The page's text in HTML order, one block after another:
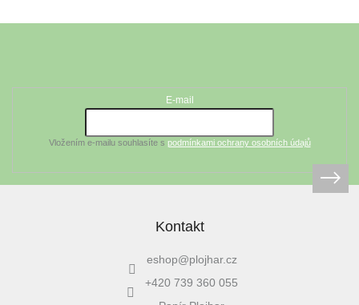
E-mail
Vložením e-mailu souhlasíte s podmínkami ochrany osobních údajů
Kontakt
eshop@plojhar.cz
+420 739 360 055